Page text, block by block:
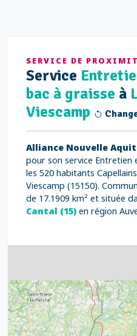
SERVICE DE
Service
bac à graisse à
Viescamp
Alliance Nouvelle
pour son service Entretien
les 520 habitants
Viescamp (15150).
de 17.1909 km² et située
Cantal (15) en région